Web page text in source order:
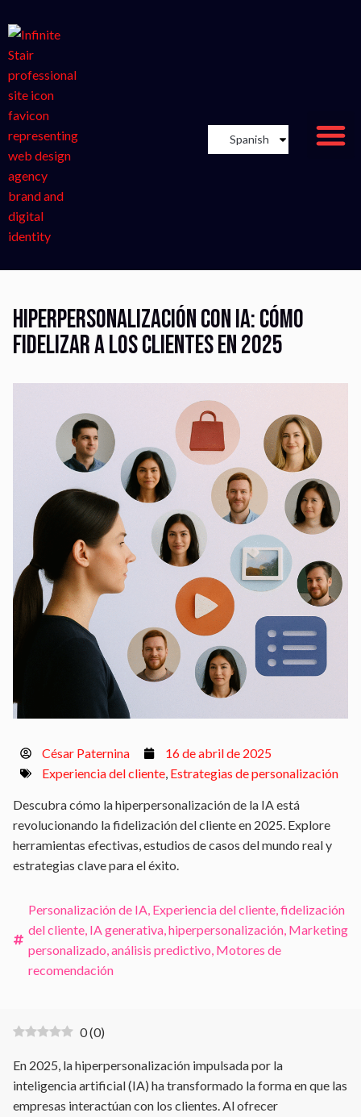
Spanish
Hiperpersonalización con IA: Cómo
fidelizar a los clientes en 2025
César Paternina
16 de abril de 2025
Experiencia del cliente, Estrategias de personalización
Descubra cómo la hiperpersonalización de la IA está
revolucionando la fidelización del cliente en 2025. Explore
herramientas efectivas, estudios de casos del mundo real y
estrategias clave para el éxito.
Personalización de IA, Experiencia del cliente,fidelización
del cliente, IA generativa,hiperpersonalización, Marketing
personalizado,análisis predictivo, Motores de
recomendación
0(0)
En 2025, la hiperpersonalización impulsada por la
inteligencia artificial (IA) ha transformado la forma en que las
empresas interactúan con los clientes. Al ofrecer